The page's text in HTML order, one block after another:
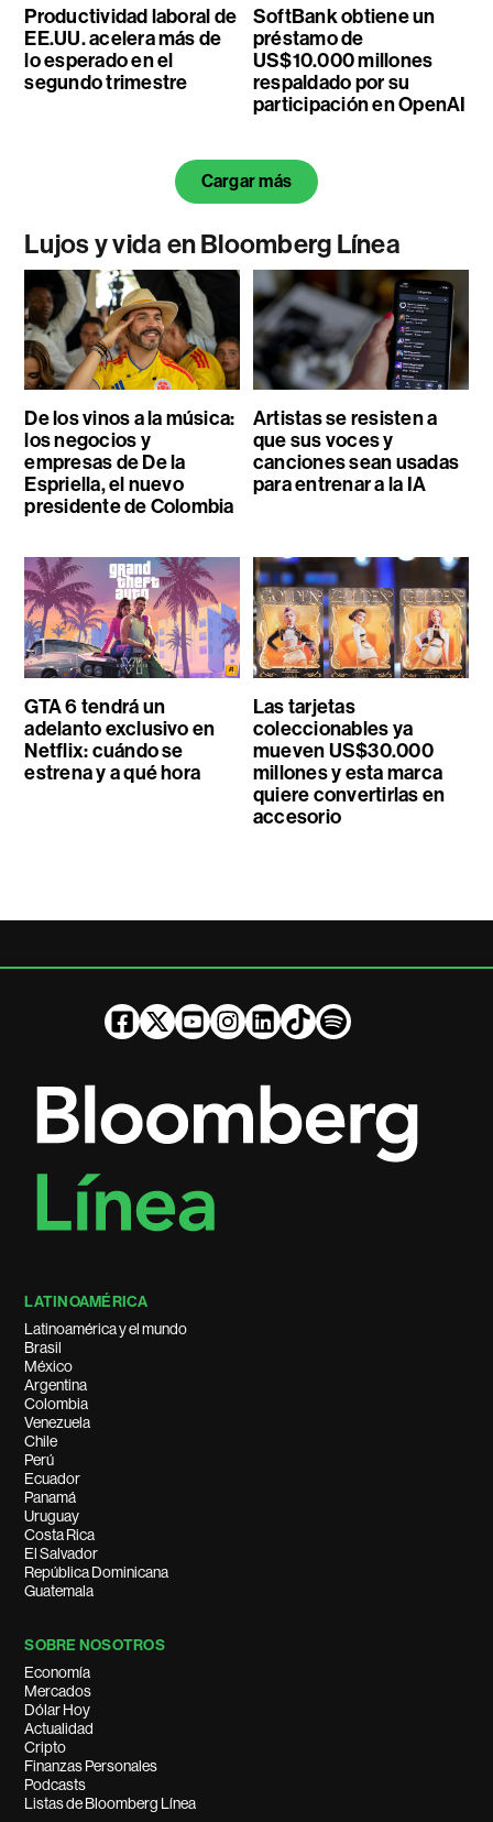
Productividad laboral de
EE.UU. acelera más de
lo esperado en el
segundo trimestre
SoftBank obtiene un
préstamo de
US$10.000 millones
respaldado por su
participación en OpenAI
Cargar más
Lujos y vida en Bloomberg Línea
De los vinos a la música:
los negocios y
empresas de De la
Espriella, el nuevo
presidente de Colombia
Artistas se resisten a
que sus voces y
canciones sean usadas
para entrenar a la IA
GTA 6 tendrá un
adelanto exclusivo en
Netflix: cuándo se
estrena y a qué hora
Las tarjetas
coleccionables ya
mueven US$30.000
millones y esta marca
quiere convertirlas en
accesorio
LATINOAMÉRICA
Latinoamérica y el mundo
Brasil
México
Argentina
Colombia
Venezuela
Chile
Perú
Ecuador
Panamá
Uruguay
Costa Rica
El Salvador
República Dominicana
Guatemala
SOBRE NOSOTROS
Economía
Mercados
Dólar Hoy
Actualidad
Cripto
Finanzas Personales
Podcasts
Listas de Bloomberg Línea